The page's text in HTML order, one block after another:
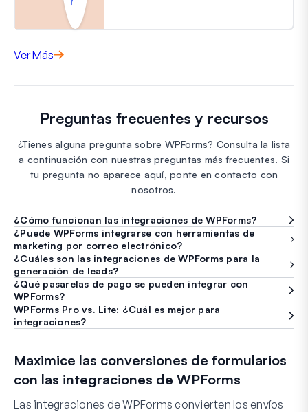
Ver Más
Preguntas frecuentes y recursos
¿Tienes alguna pregunta sobre WPForms? Consulta la lista
a continuación con nuestras preguntas más frecuentes. Si
tu pregunta no aparece aquí, ponte en contacto con
nosotros.
¿Cómo funcionan las integraciones de WPForms?
¿Puede WPForms integrarse con herramientas de
marketing por correo electrónico?
¿Cuáles son las integraciones de WPForms para la
generación de leads?
¿Qué pasarelas de pago se pueden integrar con
WPForms?
WPForms Pro vs. Lite: ¿Cuál es mejor para
integraciones?
Maximice las conversiones de formularios
con las integraciones de WPForms
Las integraciones de WPForms convierten los envíos